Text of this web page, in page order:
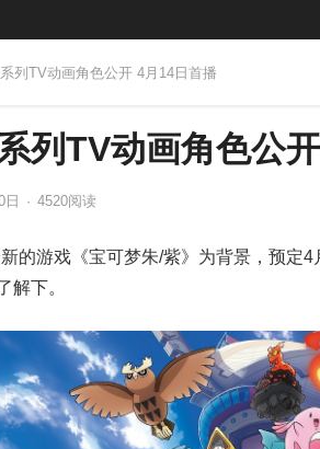
列TV动画角色公开 4月14日首播
列TV动画角色公
日 · 4520阅读
的游戏《宝可梦朱/紫》为背景，预定
解下。